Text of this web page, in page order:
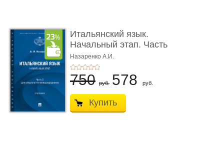
Итальянский язык.
Начальный этап. Часть
2. Учеб� ...
Назаренко А.И.
750 руб. 578 руб.
Купить